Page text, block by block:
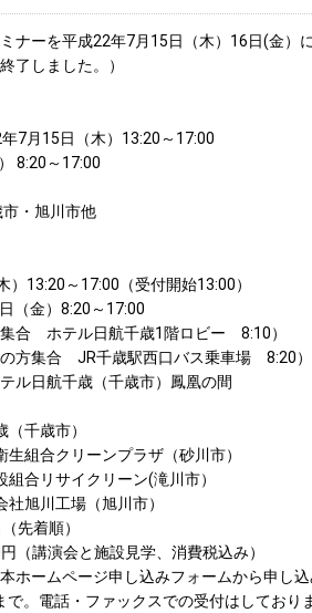
ナーを平成22年7月15日（木）16日(金）
了しました。）
22年7月15日（木）
8:20～17:00
・旭川市他
）13:20～17:00（受付開始13:00）
（金）8:20～17:00
テル日航千歳1階ロビー 8:10）
JR千歳駅西口バス乗車場 8:20）
ル日航千歳（千歳市）鳳凰の間
（千歳市）
生組合クリーンプラザ（砂川市）
組合リサイクリーン(滝川市）
社旭川工場（旭川市）
先着順）
（講演会と施設見学、消費税込み）
ホームページ申し込みフォームから申し込
で。電話・ファックスでの受付はしており